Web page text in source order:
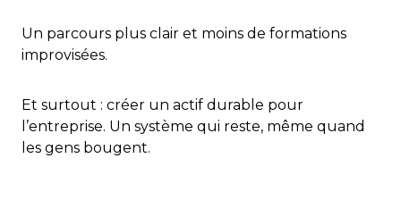
Un parcours plus clair et moins de formations
improvisées.
Et surtout : créer un actif durable pour
l’entreprise. Un système qui reste, même quand
les gens bougent.